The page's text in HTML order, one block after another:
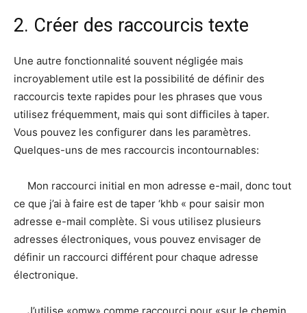
2. Créer des raccourcis texte
Une autre fonctionnalité souvent négligée mais
incroyablement utile est la possibilité de définir des
raccourcis texte rapides pour les phrases que vous
utilisez fréquemment, mais qui sont difficiles à taper.
Vous pouvez les configurer dans les paramètres.
Quelques-uns de mes raccourcis incontournables:
Mon raccourci initial en mon adresse e-mail, donc tout
ce que j’ai à faire est de taper ‘khb « pour saisir mon
adresse e-mail complète. Si vous utilisez plusieurs
adresses électroniques, vous pouvez envisager de
définir un raccourci différent pour chaque adresse
électronique.
J’utilise «omw» comme raccourci pour «sur le chemin